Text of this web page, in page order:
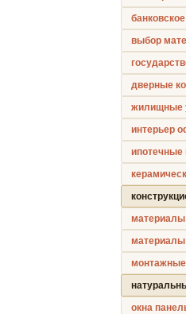
выбор
дверные
жилищные
интерьер
материалы
окна